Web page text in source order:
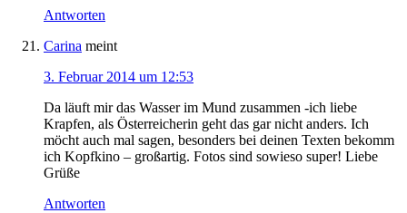
Antworten
Carina meint
3. Februar 2014 um 12:53
Da läuft mir das Wasser im Mund zusammen -ich liebe
Krapfen, als Österreicherin geht das gar nicht anders. Ich
möcht auch mal sagen, besonders bei deinen Texten bekomm
ich Kopfkino – großartig. Fotos sind sowieso super! Liebe
Grüße
Antworten